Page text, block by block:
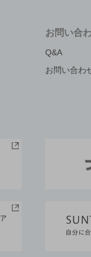
お問い合
Q&A
お問い合わ